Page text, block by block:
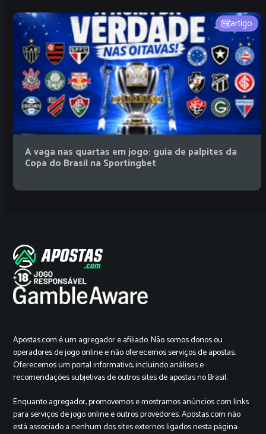
artigo
A vaga nas quartas em jogo: guia de palpites da
Copa do Brasil na Sportingbet
Apostas.com é um agregador e afiliado. Não somos donos ou
operadores de jogo online e não oferecemos serviços de apostas.
Oferecemos um portal informativo, incluindo análises e
recomendações subjetivas de outros sites de apostas no Brasil.
Enquanto agregador, promovemos e mostramos anúncios com links
para serviços de jogo online e outros provedores. Apostas.com não
está associado a nenhum dos sites externos ligados nesta página.